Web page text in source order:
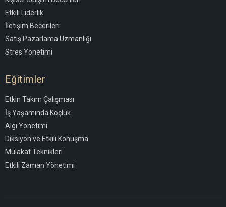
Etkili Liderlik
İletişim Becerileri
Satış Pazarlama Uzmanlığı
Stres Yönetimi
Eğitimler
Etkin Takım Çalışması
İş Yaşamında Koçluk
Algı Yönetimi
Diksiyon ve Etkili Konuşma
Mülakat Teknikleri
Etkili Zaman Yönetimi